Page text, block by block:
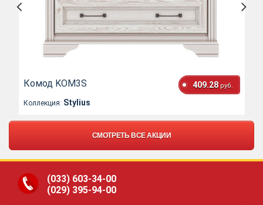
Комод KOM3S 409.28 руб.
Коллекция: Stylius
СМОТРЕТЬ ВСЕ АКЦИИ
(033) 603-34-00
(029) 395-94-00